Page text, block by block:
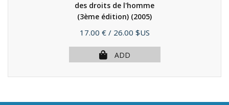
des droits de l'homme
(3ème édition) (2005)
Price
17.00 € / 26.00 $US
ADD